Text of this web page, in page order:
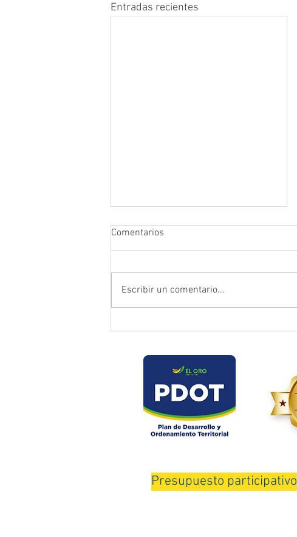
Entradas recientes
Comentarios
Escribir un comentario...
Presupuesto participativo